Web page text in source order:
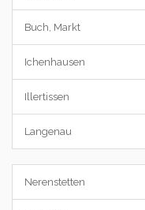
Buch, Markt
Ichenhausen
Illertissen
Langenau
Nerenstetten